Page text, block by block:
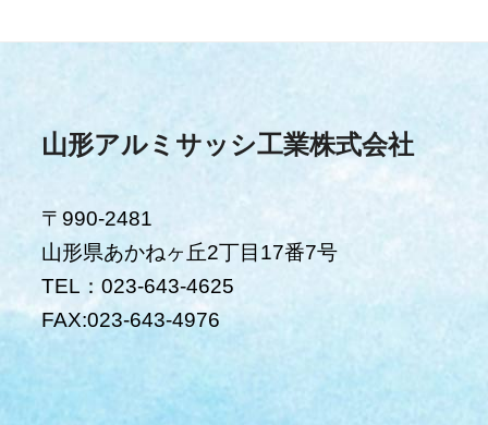
山形アルミサッシ工業株式会社
〒990-2481
山形県あかねヶ丘2丁目17番7号
TEL：023-643-4625
FAX:023-643-4976